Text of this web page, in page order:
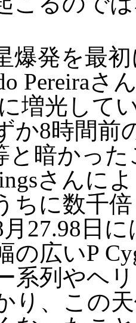
爆発を最
Pereiraさ
増光して
か8時間前
と暗かっ
さんに
ちに数千
27.98日
の広いP
系列やヘ
り、この